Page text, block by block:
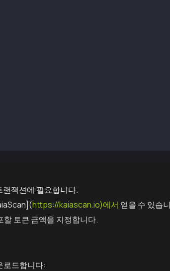
랜잭션에 필요합니다.
https://kaiascan.io)에서 얻을 수 있습
할 토큰 금액을 지정합니다.
드합니다: